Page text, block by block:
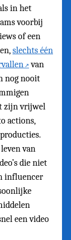
in het
voorbij
of een
slechts één
van
nog nooit
zijn vrijwel
actions,
van
die niet
influencer
een video